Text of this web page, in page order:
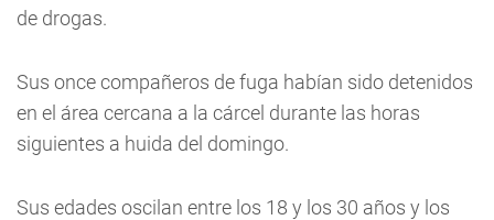
de drogas.
Sus once compañeros de fuga habían sido detenidos
en el área cercana a la cárcel durante las horas
siguientes a huida del domingo.
Sus edades oscilan entre los 18 y los 30 años y los